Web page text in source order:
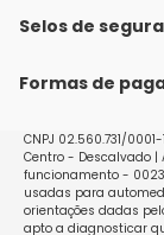
Nossas lojas
Política de Envio
Políticas de
Selos de
Formas de
CNPJ 02.560.731/
Centro - Descalvado |
funcionamento -
usadas para
orientações dadas
apto a diagnosticar